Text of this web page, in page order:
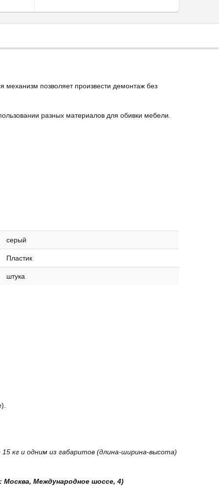
позволяет произвести демонтаж без
разных материалов для обивки мебели.
серый
Пластик
штука
кг и одним из габаритов (длина-ширина-высота)
Москва, Международное шоссе, 4)